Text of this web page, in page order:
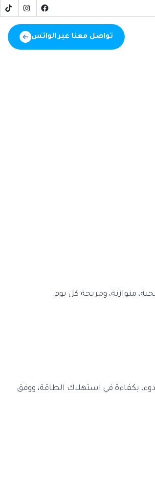
تواصل معنا عبر الواتس
متوازنة، ومريحة كل يوم.
بكفاءة في استهلاك الطاقة، ووفق